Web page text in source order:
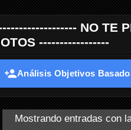
NO TE
-----------------
Análisis Objetivos
Mostrando entradas con